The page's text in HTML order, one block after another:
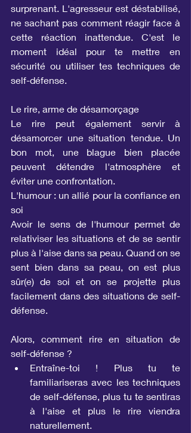
surprenant. L'agresseur est déstabilisé,
ne sachant pas comment réagir face à
cette réaction inattendue. C'est le
moment idéal pour te mettre en
sécurité ou utiliser tes techniques de
self-défense.
Le rire, arme de désamorçage
Le rire peut également servir à
désamorcer une situation tendue. Un
bon mot, une blague bien placée
peuvent détendre l'atmosphère et
éviter une confrontation.
L'humour : un allié pour la confiance en
soi
Avoir le sens de l'humour permet de
relativiser les situations et de se sentir
plus à l'aise dans sa peau. Quand on se
sent bien dans sa peau, on est plus
sûr(e) de soi et on se projette plus
facilement dans des situations de self-
défense.
Alors, comment rire en situation de
self-défense ?
Entraîne-toi ! Plus tu te
familiariseras avec les techniques
de self-défense, plus tu te sentiras
à l'aise et plus le rire viendra
naturellement.